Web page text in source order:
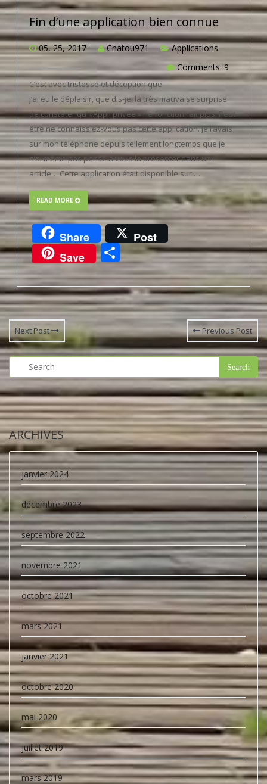
Fin d’une application bien connue
05, 25, 2017 Chatou971
Applications
Comments: 9
C’est avec tristesse et déception que
j’ai eu le déplaisir, que dis-je, la très mauvaise surprise
de constater qu’ »Appli privée » ne fonctionnait plus. Peut-
être ne connaissiez-vous pas cette application. Je l’avais
sur mon téléphone depuis tellement longtemps que je
n’ai même pas pensé à vous la présenter dans un
article… Cette application était disponible sur …
READ MORE
Share
Post
Save
Partager
Next Post Previous Post
ARCHIVES
janvier 2024
décembre 2023
septembre 2022
novembre 2021
octobre 2021
mars 2021
janvier 2021
octobre 2020
mai 2020
juillet 2019
mars 2019